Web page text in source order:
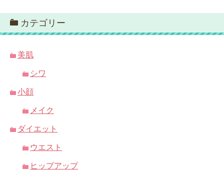
カテゴリー
美肌
シワ
小顔
メイク
ダイエット
ウエスト
ヒップアップ